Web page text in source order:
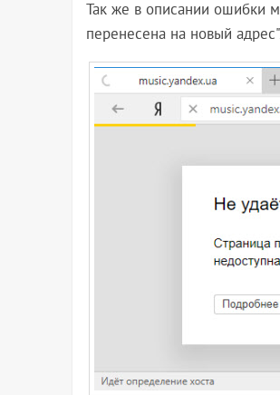
Так же в описании ошибки
перенесена на новый